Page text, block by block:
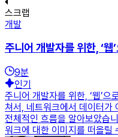
스크랩
개발
주니어 개발자를 위한, ‘
9분
인기
주니어 개발자를 위한, ‘웹’
쳐서, 네트워크에서 데이터가
전체적인 흐름을 알아보았습
워크에 대한 이미지를 떠올릴